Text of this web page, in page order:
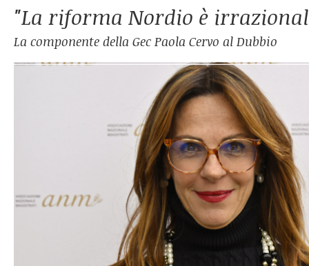
"La riforma Nordio è
La componente della Gec Paola Cervo al Dubbio